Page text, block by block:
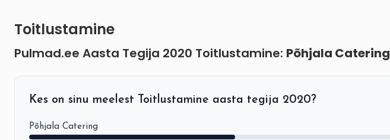
Toitlustamine
Pulmad.ee Aasta Tegija 2020 Toitlustamine: Põhjala Catering
Kes on sinu meelest Toitlustamine aasta tegija 2020?
Põhjala Catering